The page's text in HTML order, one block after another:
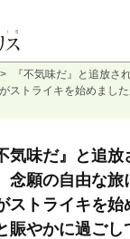
>
『不気味だ』と追放さ
ストライキを始めまし
気味だ』と追放
念願の自由な旅
ストライキを
賑やかに過ご